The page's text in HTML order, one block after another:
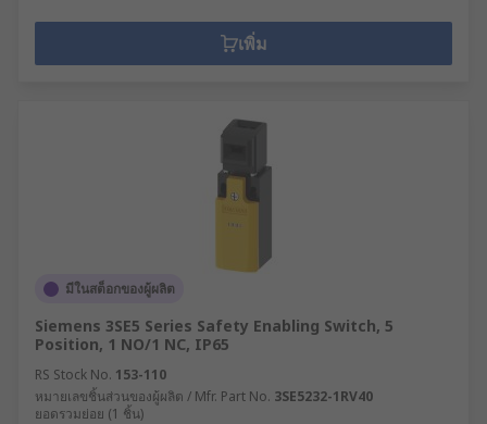
เพิ่ม
มีในสต็อกของผู้ผลิต
Siemens 3SE5 Series Safety Enabling Switch, 5
Position, 1 NO/1 NC, IP65
RS Stock No. 153-110
หมายเลขชิ้นส่วนของผู้ผลิต / Mfr. Part No. 3SE5232-1RV40
ยอดรวมย่อย (1 ชิ้น)